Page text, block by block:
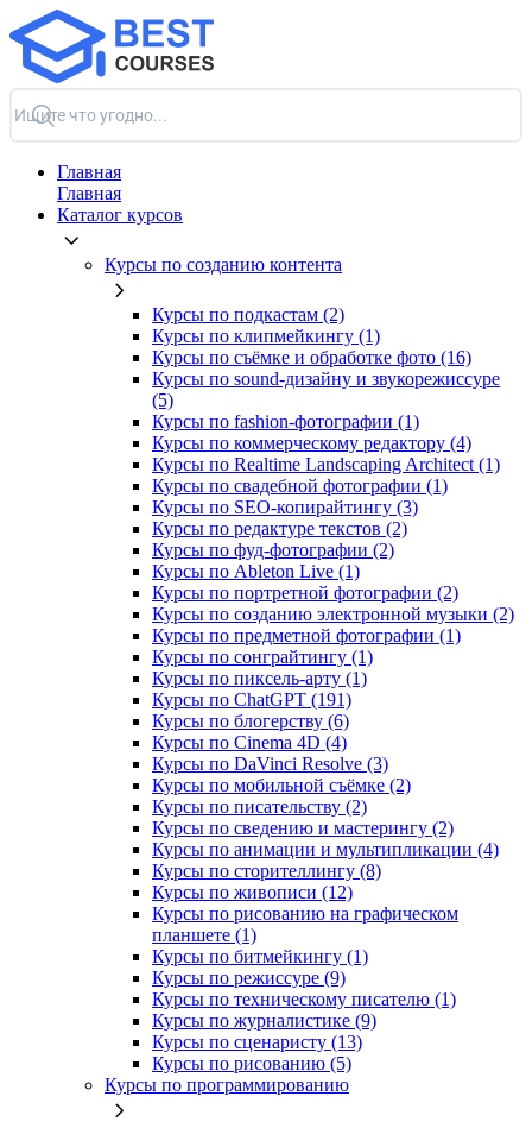
Главная
Главная
Каталог курсов
Курсы по созданию контента
Курсы по подкастам (2)
Курсы по клипмейкингу (1)
Курсы по съёмке и обработке фото (16)
Курсы по sound-дизайну и звукорежиссуре
(5)
Курсы по fashion-фотографии (1)
Курсы по коммерческому редактору (4)
Курсы по Realtime Landscaping Architect (1)
Курсы по свадебной фотографии (1)
Курсы по SEO-копирайтингу (3)
Курсы по редактуре текстов (2)
Курсы по фуд-фотографии (2)
Курсы по Ableton Live (1)
Курсы по портретной фотографии (2)
Курсы по созданию электронной музыки (2)
Курсы по предметной фотографии (1)
Курсы по сонграйтингу (1)
Курсы по пиксель-арту (1)
Курсы по ChatGPT (191)
Курсы по блогерству (6)
Курсы по Cinema 4D (4)
Курсы по DaVinci Resolve (3)
Курсы по мобильной съёмке (2)
Курсы по писательству (2)
Курсы по сведению и мастерингу (2)
Курсы по анимации и мультипликации (4)
Курсы по сторителлингу (8)
Курсы по живописи (12)
Курсы по рисованию на графическом
планшете (1)
Курсы по битмейкингу (1)
Курсы по режиссуре (9)
Курсы по техническому писателю (1)
Курсы по журналистике (9)
Курсы по сценаристу (13)
Курсы по рисованию (5)
Курсы по программированию